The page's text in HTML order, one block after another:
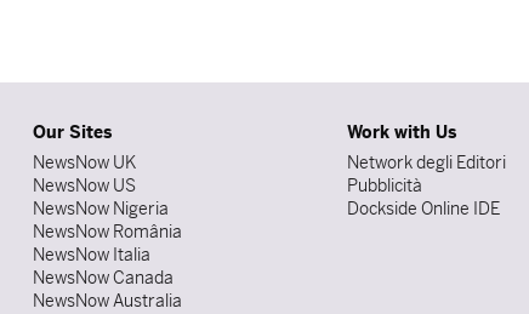
Our Sites
NewsNow UK
NewsNow US
NewsNow Nigeria
NewsNow România
NewsNow Italia
NewsNow Canada
NewsNow Australia
Work with Us
Network degli Editori
Pubblicità
Dockside Online IDE